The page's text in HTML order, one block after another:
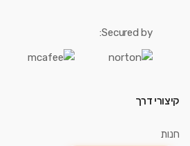
Secured by:
קיצורי דרך
חנות